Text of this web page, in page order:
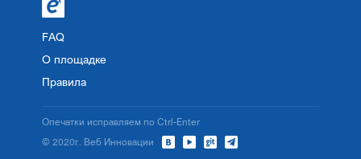
FAQ
О площадке
Правила
© 2020г. Веб Инновации
Опечатки исправляем по Ctrl-Enter